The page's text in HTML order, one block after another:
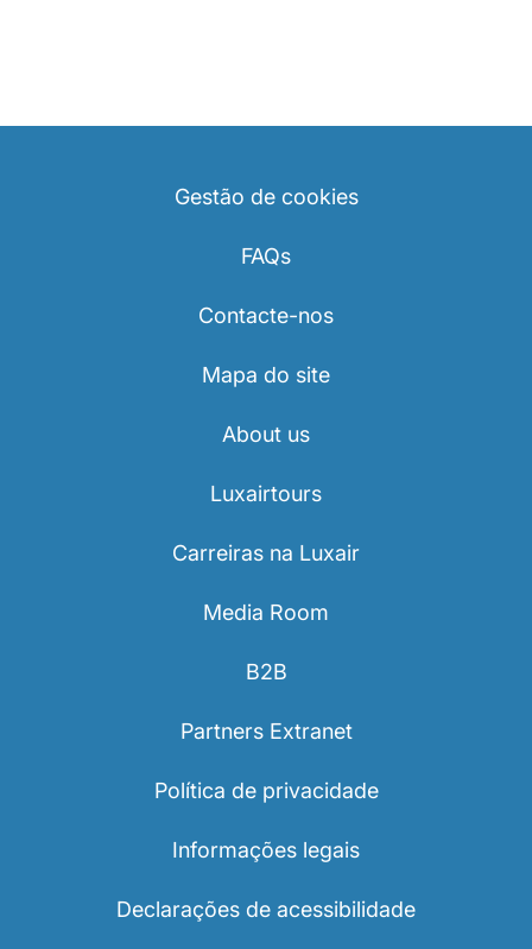
Gestão de cookies
FAQs
Contacte-nos
Mapa do site
About us
Luxairtours
Carreiras na Luxair
Media Room
B2B
Partners Extranet
Política de privacidade
Informações legais
Declarações de acessibilidade